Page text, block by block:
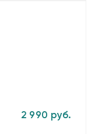
2 990 руб.